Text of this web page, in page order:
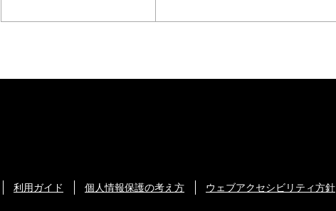
利用ガイド 個人情報保護の考え方 ウェブアクセシビリティ方針